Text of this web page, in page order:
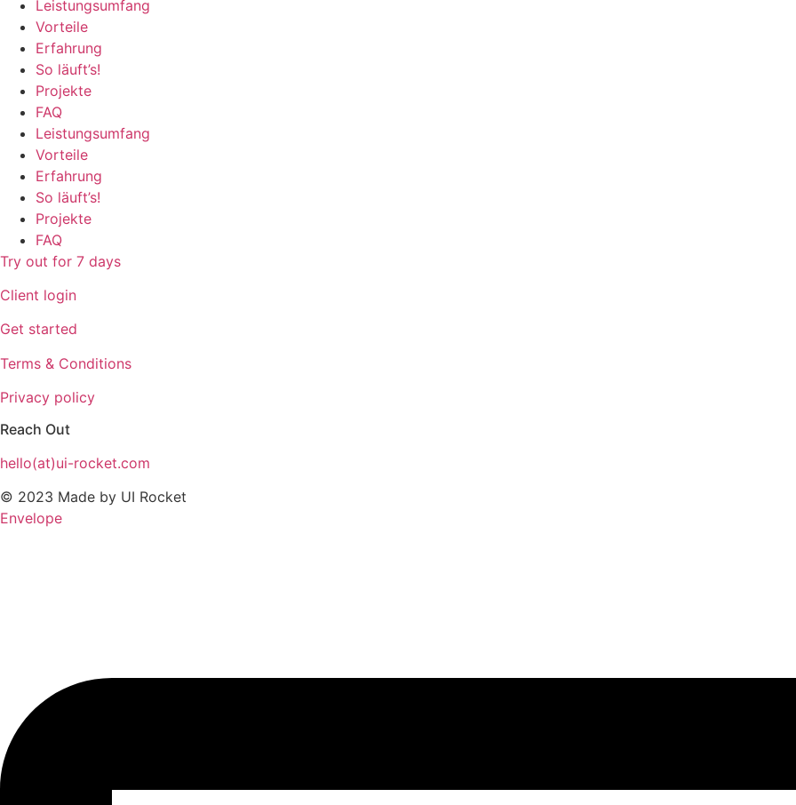
Leistungsumfang
Vorteile
Erfahrung
So läuft’s!
Projekte
FAQ
Leistungsumfang
Vorteile
Erfahrung
So läuft’s!
Projekte
FAQ
Try out for 7 days
Client login
Get started
Terms & Conditions
Privacy policy
Reach Out
hello(at)ui-rocket.com
© 2023 Made by UI Rocket
Envelope